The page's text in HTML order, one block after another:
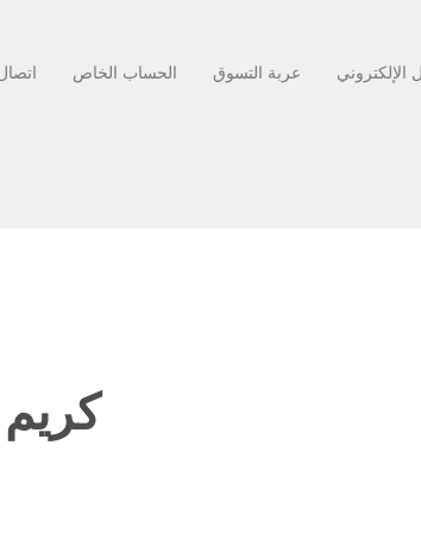
الحساب الخاص عربة التسوق